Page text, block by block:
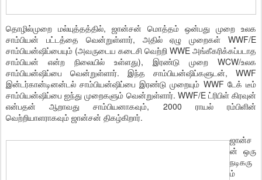
தொழில்முறை மல்யுத்தத்தில், ஜான்சன் மொத்தம் ஒன்பது முறை உலக
சாம்பியன் பட்டத்தை வென்றுள்ளார், அதில் ஏழு முறைகள் WWF/E
சாம்பியன்ஷிப்பையும் (அவருடைய கடைசி வெற்றி WWE அங்கீகரிக்கப்படாத
சாம்பியன் என்ற நிலையில் உள்ளது), இரண்டு முறை WCW/உலக
சாம்பியன்ஷிப்பை வென்றுள்ளார். இந்த சாம்பியன்ஷிப்களுடன், WWF
இன்டர்கான்டினன்டல் சாம்பியன்ஷிப்பை இரண்டு முறையும் WWF டேக் டீம்
சாம்பியன்ஷிப்பை ஐந்து முறைகளும் வென்றுள்ளார். WWF/E ட்ரிபிள் கிரவுன்
என்பதன் ஆறாவது சாம்பியனாகவும், 2000 ராயல் ரம்பிளின்
வெற்றியாளராகவும் ஜான்சன் திகழ்கிறார்.
ஜான்ச
ன் ஒரு
நடிகரு
ம்